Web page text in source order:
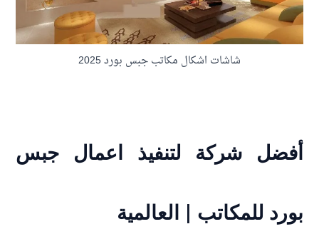
شاشات اشكال مكاتب جبس بورد 2025
شركة لتنفيذ اعمال جبس
للمكاتب | العالمية